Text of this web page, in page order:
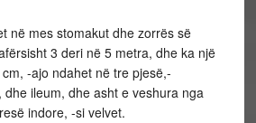
në mes stomakut dhe zorrës së
3 deri në 5 metra, dhe ka një
-ajo ndahet në tre pjesë,-
ileum, dhe asht e veshura nga
indore, -si velvet.